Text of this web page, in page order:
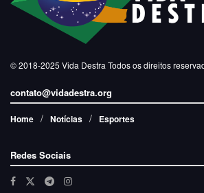
© 2018-2025 Vida Destra Todos os direitos
contato@vidadestra.org
Home Notícias Esportes
Redes Sociais